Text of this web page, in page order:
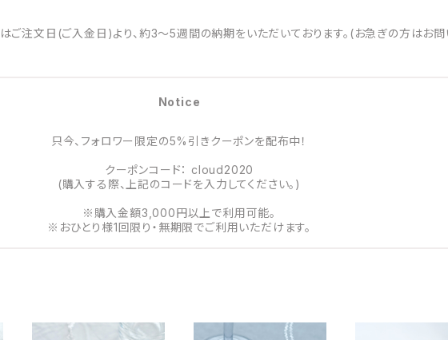
ご注文日(ご入金日)より、約3～5週間の納期をいただいております。(お急ぎの方はお問
Notice
只今、フォロワー限定の5%引きクーポンを配布中！
クーポンコード： cloud2020
(購入する際、上記のコードを入力してください。)
※購入金額3,000円以上で利用可能。
※おひとり様1回限り・無期限でご利用いただけます。